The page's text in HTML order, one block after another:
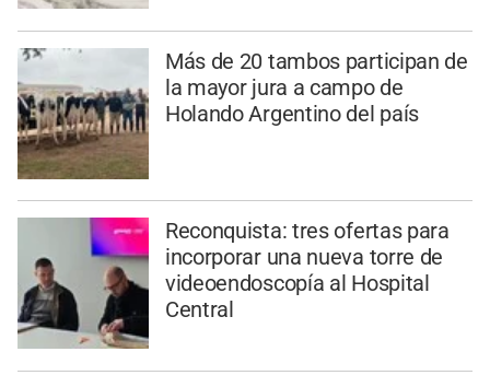
Más de 20 tambos participan de
la mayor jura a campo de
Holando Argentino del país
Reconquista: tres ofertas para
incorporar una nueva torre de
videoendoscopía al Hospital
Central